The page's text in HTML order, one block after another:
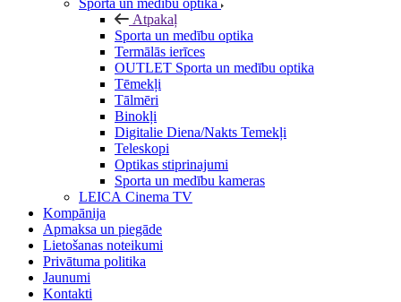
Sporta un medību optika
Atpakaļ
Sporta un medību optika
Termālās ierīces
OUTLET Sporta un medību optika
Tēmekļi
Tālmēri
Binokļi
Digitalie Diena/Nakts Temekļi
Teleskopi
Optikas stiprinajumi
Sporta un medību kameras
LEICA Cinema TV
Kompānija
Apmaksa un piegāde
Lietošanas noteikumi
Privātuma politika
Jaunumi
Kontakti